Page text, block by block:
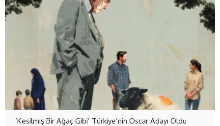
‘Kesilmiş Bir Ağaç Gibi’ Türkiye’nin Oscar Adayı Oldu